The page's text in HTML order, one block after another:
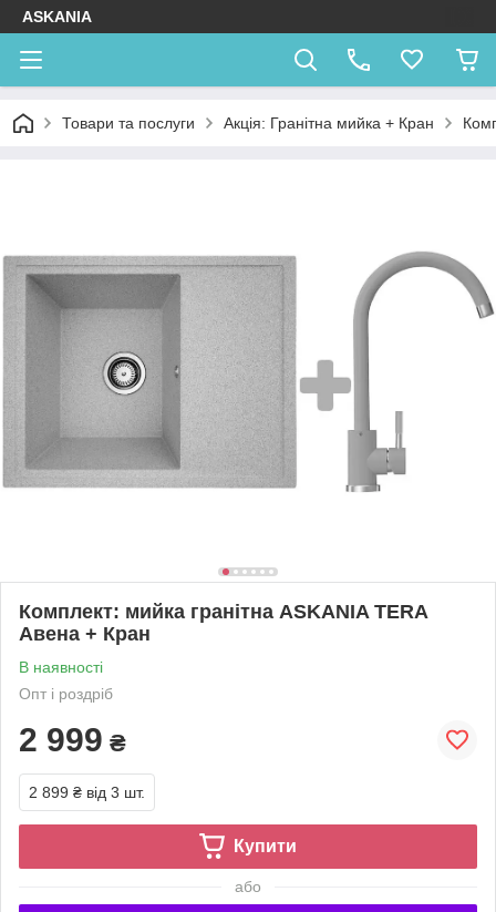
ASKANIA
Товари та послуги Акція: Гранітна мийка + Кран
Комплект: мийка гранітна ASKANIA TERA
Авена + Кран
В наявності
Опт і роздріб
2 999 ₴
2 899 ₴ від 3 шт.
Купити
або